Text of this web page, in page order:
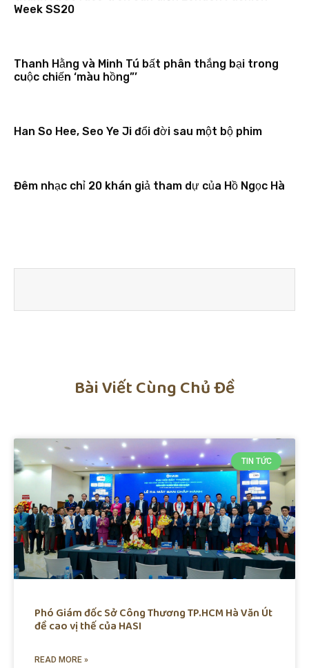
Week SS20
Thanh Hằng và Minh Tú bất phân thắng bại trong
cuộc chiến ‘màu hồng”’
Han So Hee, Seo Ye Ji đổi đời sau một bộ phim
Đêm nhạc chỉ 20 khán giả tham dự của Hồ Ngọc Hà
Bài Viết Cùng Chủ Đề
TIN TỨC
Phó Giám đốc Sở Công Thương TP.HCM Hà Văn Út
đề cao vị thế của HASI
READ MORE »